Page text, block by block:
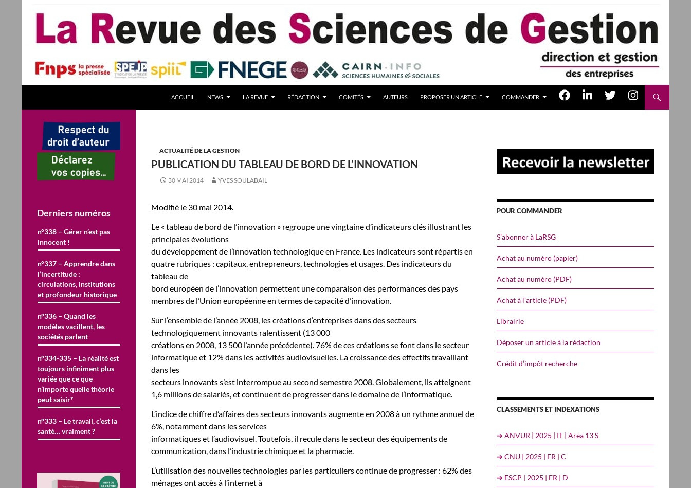
ACCUEIL NEWS LA REVUE RÉDACTION COMITÉS AUTEURS PROPOSER UN ARTICLE COMMANDER
ACTUALITÉ DE LA GESTION
PUBLICATION DU TABLEAU DE BORD DE L’INNOVATION
30 MAI 2014 YVES SOULABAIL
Modifié le 30 mai 2014.
Le « tableau de bord de l’innovation » regroupe une vingtaine d’indicateurs clés illustrant les
principales évolutions
du développement de l’innovation technologique en France. Les indicateurs sont répartis en
quatre rubriques : capitaux, entrepreneurs, technologies et usages. Des indicateurs du
tableau de
bord européen de l’innovation permettent une comparaison des performances des pays
membres de l’Union européenne en termes de capacité d’innovation.
Sur l’ensemble de l’année 2008, les créations d’entreprises dans des secteurs
technologiquement innovants ralentissent (13 000
créations en 2008, 13 500 l’année précédente). 76% de ces créations se font dans le secteur
informatique et 12% dans les activités audiovisuelles. La croissance des effectifs travaillant
dans les
secteurs innovants s’est interrompue au second semestre 2008. Globalement, ils atteignent
1,6 millions de salariés, et continuent de progresser dans le domaine de l’informatique.
L’indice de chiffre d’affaires des secteurs innovants augmente en 2008 à un rythme annuel de
6%, notamment dans les services
informatiques et l’audiovisuel. Toutefois, il recule dans le secteur des équipements de
communication, dans l’industrie chimique et la pharmacie.
L’utilisation des nouvelles technologies par les particuliers continue de progresser : 62% des
ménages ont accès à l’internet à
POUR COMMANDER
S’abonner à LaRSG
Achat au numéro (papier)
Achat au numéro (PDF)
Achat à l’article (PDF)
Librairie
Déposer un article à la rédaction
Crédit d’impôt recherche
CLASSEMENTS ET INDEXATIONS
➔ ANVUR | 2025 | IT | Area 13 S
➔ CNU | 2025 | FR | C
➔ ESCP | 2025 | FR | D
management – Revue gestion
REVUE GESTION Revues de Gestion
Derniers numéros
n°338 – Gérer n’est pas
innocent !
n°337 – Apprendre dans
l’incertitude :
circulations, institutions
et profondeur historique
n°336 – Quand les
modèles vacillent, les
sociétés parlent
n°334-335 – La réalité est
toujours infiniment plus
variée que ce que
n’importe quelle théorie
peut saisir*
n°333 – Le travail, c’est la
santé… vraiment ?